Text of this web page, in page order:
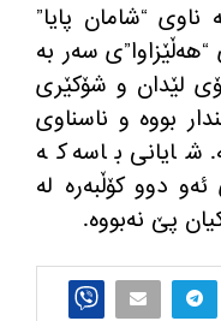
ناوی “شامان پایا”
“هه‌ڵێزاوا”ی سه‌ر به‌
لێدان و شۆكێری
بووه‌ و ناسناوی
شایانی باسه‌ كه‌
دوو كۆڵبه‌ره‌ له‌
پێ نه‌بووه‌.